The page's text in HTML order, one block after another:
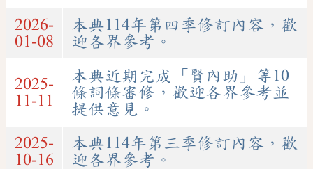
2026-
01-08
本典114年第四季修訂內容，歡
迎各界參考。
2025-
11-11
本典近期完成「賢內助」等10
條詞條審修，歡迎各界參考並
提供意見。
2025-
10-16
本典114年第三季修訂內容，歡
迎各界參考。